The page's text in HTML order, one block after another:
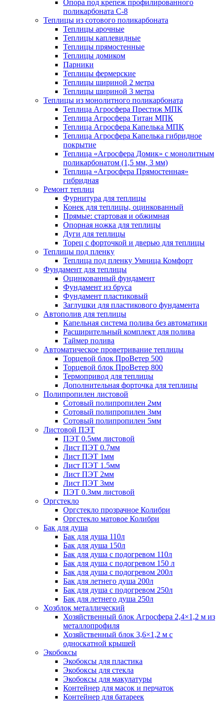
Опора под крепеж профилированного
поликарбоната С-8
Теплицы из сотового поликарбоната
Теплицы арочные
Теплицы каплевидные
Теплицы прямостенные
Теплицы домиком
Парники
Теплицы фермерские
Теплицы шириной 2 метра
Теплицы шириной 3 метра
Теплицы из монолитного поликарбоната
Теплица Агросфера Престиж МПК
Теплица Агросфера Титан МПК
Теплица Агросфера Капелька МПК
Теплица Агросфера Капелька гибридное
покрытие
Теплица «Агросфера Домик» с монолитным
поликарбонатом (1,5 мм, 3 мм)
Теплица «Агросфера Прямостенная»
гибридная
Ремонт теплиц
Фурнитура для теплицы
Конек для теплицы, оцинкованный
Прямые: стартовая и обжимная
Опорная ножка для теплицы
Дуги для теплицы
Торец с форточкой и дверью для теплицы
Теплицы под пленку
Теплица под пленку Умница Комфорт
Фундамент для теплицы
Оцинкованный фундамент
Фундамент из бруса
Фундамент пластиковый
Заглушки для пластикового фундамента
Автополив для теплицы
Капельная система полива без автоматики
Расширительный комплект для полива
Таймер полива
Автоматическое проветривание теплицы
Торцевой блок ПроВетер 500
Торцевой блок ПроВетер 800
Термопривод для теплицы
Дополнительная форточка для теплицы
Полипропилен листовой
Сотовый полипропилен 2мм
Сотовый полипропилен 3мм
Сотовый полипропилен 5мм
Листовой ПЭТ
ПЭТ 0.5мм листовой
Лист ПЭТ 0.7мм
Лист ПЭТ 1мм
Лист ПЭТ 1.5мм
Лист ПЭТ 2мм
Лист ПЭТ 3мм
ПЭТ 0.3мм листовой
Оргстекло
Оргстекло прозрачное Колибри
Оргстекло матовое Колибри
Бак для душа
Бак для душа 110л
Бак для душа 150л
Бак для душа с подогревом 110л
Бак для душа с подогревом 150 л
Бак для душа с подогревом 200л
Бак для летнего душа 200л
Бак для душа с подогревом 250л
Бак для летнего душа 250л
Хозблок металлический
Хозяйственный блок Агросфера 2,4×1,2 м из
металлопрофиля
Хозяйственный блок 3,6×1,2 м с
односкатной крышей
Экобоксы
Экобоксы для пластика
Экобоксы для стекла
Экобоксы для макулатуры
Контейнер для масок и перчаток
Контейнер для батареек